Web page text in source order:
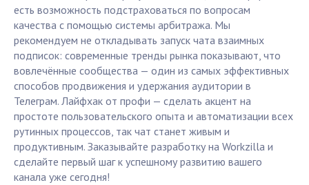
есть возможность подстраховаться по вопросам
качества с помощью системы арбитража. Мы
рекомендуем не откладывать запуск чата взаимных
подписок: современные тренды рынка показывают, что
вовлечённые сообщества — один из самых эффективных
способов продвижения и удержания аудитории в
Телеграм. Лайфхак от профи — сделать акцент на
простоте пользовательского опыта и автоматизации всех
рутинных процессов, так чат станет живым и
продуктивным. Заказывайте разработку на Workzilla и
сделайте первый шаг к успешному развитию вашего
канала уже сегодня!